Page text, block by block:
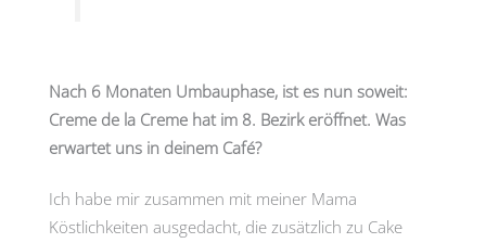
Nach 6 Monaten Umbauphase, ist es nun soweit:
Creme de la Creme hat im 8. Bezirk eröffnet. Was
erwartet uns in deinem Café?
Ich habe mir zusammen mit meiner Mama
Köstlichkeiten ausgedacht, die zusätzlich zu Cake